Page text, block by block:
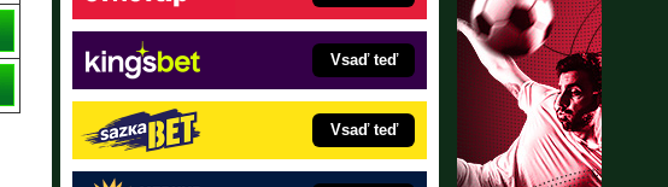
Vsaď teď
Vsaď teď